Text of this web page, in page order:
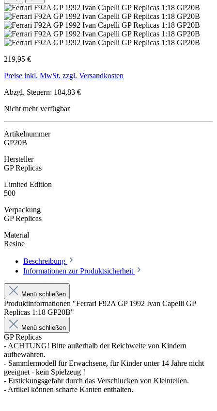
219,95 €
Preise inkl. MwSt. zzgl. Versandkosten
Abzgl. Steuern: 184,83 €
Nicht mehr verfügbar
Artikelnummer
GP20B
Hersteller
GP Replicas
Limited Edition
500
Verpackung
GP Replicas
Material
Resine
Beschreibung
Informationen zur Produktsicherheit
Menü schließen
Produktinformationen "Ferrari F92A GP 1992 Ivan Capelli GP
Replicas 1:18 GP20B"
Menü schließen
GP Replicas
- ACHTUNG! Bitte außerhalb der Reichweite von Kindern
aufbewahren.
- Sammlermodell für Erwachsene, für Kinder unter 14 Jahre nicht
geeignet - kein Spielzeug !
- Erstickungsgefahr durch das Verschlucken von Kleinteilen.
- Artikel können scharfe Kanten enthalten.